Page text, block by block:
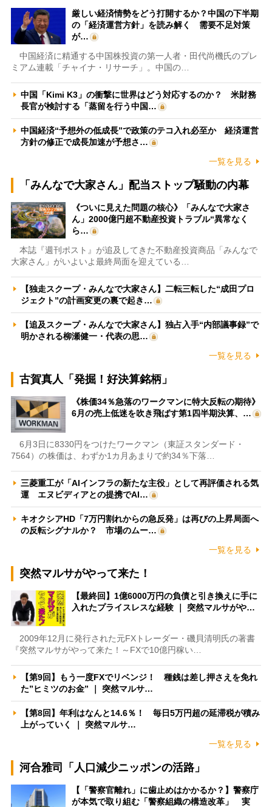
厳しい経済情勢をどう打開するか？中国の下半期
の「経済運営方針」を読み解く 需要不足対策
が…
中国経済に精通する中国株投資の第一人者・田代尚機氏のプレ
ミアム連載「チャイナ・リサーチ」。中国の…
中国「Kimi K3」の衝撃に世界はどう対応するのか？ 米財務
長官が検討する「蒸留を行う中国…
中国経済“予想外の低成長”で政策のテコ入れ必至か 経済運営
方針の修正で成長加速が予想さ…
一覧を見る
「みんなで大家さん」配当ストップ騒動の内幕
《ついに見えた問題の核心》「みんなで大家さ
ん」2000億円超不動産投資トラブル“異常なく
ら…
本誌『週刊ポスト』が追及してきた不動産投資商品「みんなで
大家さん」がいよいよ最終局面を迎えている…
【独走スクープ・みんなで大家さん】二転三転した“成田プロ
ジェクト”の計画変更の裏で起き…
【追及スクープ・みんなで大家さん】独占入手“内部議事録”で
明かされる柳瀬健一・代表の思…
一覧を見る
古賀真人「発掘！好決算銘柄」
《株価34％急落のワークマンに特大反転の期待》
6月の売上低迷を吹き飛ばす第1四半期決算、…
6月3日に8330円をつけたワークマン（東証スタンダード・
7564）の株価は、わずか1カ月あまりで約34％下落…
三菱重工が「AIインフラの新たな主役」として再評価される気
運 エヌビディアとの提携でAI…
キオクシアHD「7万円割れからの急反発」は再びの上昇局面へ
の反転シグナルか？ 市場のムー…
一覧を見る
突然マルサがやって来た！
【最終回】1億6000万円の負債と引き換えに手に
入れたプライスレスな経験 ｜ 突然マルサがや…
2009年12月に発行された元FXトレーダー・磯貝清明氏の著書
『突然マルサがやって来た！～FXで10億円稼い…
【第9回】もう一度FXでリベンジ！ 種銭は差し押さえを免れ
た”ヒミツのお金” ｜ 突然マルサ…
【第8回】年利はなんと14.6％！ 毎日5万円超の延滞税が積み
上がっていく ｜ 突然マルサ…
一覧を見る
河合雅司「人口減少ニッポンの活路」
【「警察官離れ」に歯止めはかかるか？】警察庁
が本気で取り組む「警察組織の構造改革」 実